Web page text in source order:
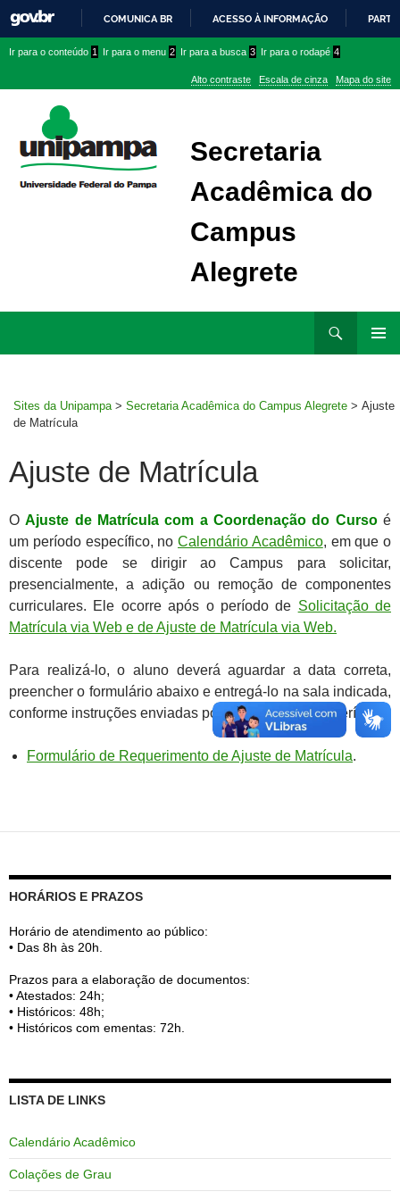
PARA
CONTEÚDO
COMUNICA BR ACESSO À INFORMAÇÃO
conteúdo
menu
superior
menu
Ir para o conteúdo 1 Ir para o menu 2 Ir para a busca 3 Ir para o rodapé 4
Alto contraste Escala de cinza Mapa do site
Secretaria
Acadêmica do
Campus
Alegrete
Sites da Unipampa > Secretaria Acadêmica do Campus Alegrete > Ajuste
de Matrícula
Ajuste de Matrícula
OAjuste de Matrícula com a Coordenação do Curso é
um período específico, no Calendário Acadêmico, em que o
discente pode se dirigir ao Campus para solicitar,
presencialmente, a adição ou remoção de componentes
curriculares. Ele ocorre após o período de Solicitação de
Matrícula via Web e de Ajuste de Matrícula via Web.
Para realizá-lo, o aluno deverá aguardar a data correta,
preencher o formulário abaixo e entregá-lo na sala indicada,
conforme instruções enviadas por e-mail durante o período.
Formulário de Requerimento de Ajuste de Matrícula.
HORÁRIOS E PRAZOS
Horário de atendimento ao público:
• Das 8h às 20h.
Prazos para a elaboração de documentos:
• Atestados: 24h;
• Históricos: 48h;
• Históricos com ementas: 72h.
LISTA DE LINKS
Calendário Acadêmico
Colações de Grau